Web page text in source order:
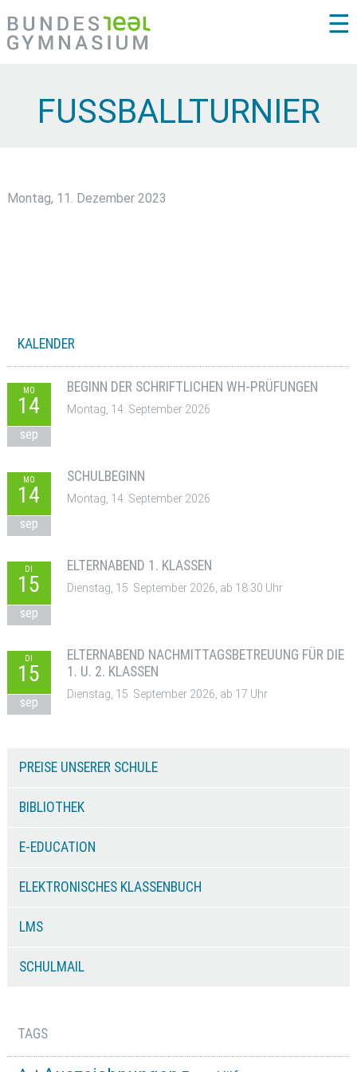
☰
FUSSBALLTURNIER
Montag, 11. Dezember 2023
KALENDER
MO
14
sep
BEGINN DER SCHRIFTLICHEN WH-PRÜFUNGEN
Montag, 14. September 2026
MO
14
sep
SCHULBEGINN
Montag, 14. September 2026
DI
15
sep
ELTERNABEND 1. KLASSEN
Dienstag, 15. September 2026, ab 18:30 Uhr
DI
15
sep
ELTERNABEND NACHMITTAGSBETREUUNG FÜR DIE
1. U. 2. KLASSEN
Dienstag, 15. September 2026, ab 17 Uhr
PREISE UNSERER SCHULE
BIBLIOTHEK
E-EDUCATION
ELEKTRONISCHES KLASSENBUCH
LMS
SCHULMAIL
TAGS